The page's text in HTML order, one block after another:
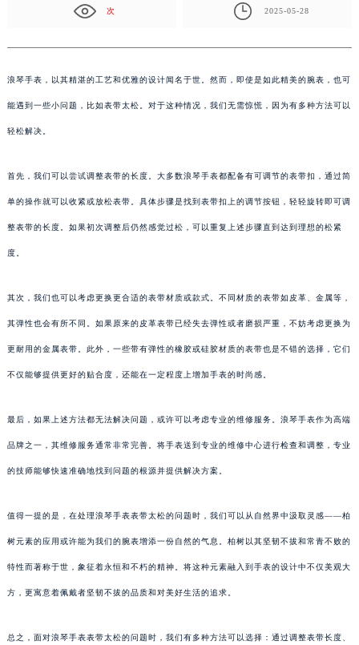
次 2025-05-28
浪琴手表，以其精湛的工艺和优雅的设计闻名于世。然而，即使是如此精美的腕表，也可
能遇到一些小问题，比如表带太松。对于这种情况，我们无需惊慌，因为有多种方法可以
轻松解决。
首先，我们可以尝试调整表带的长度。大多数浪琴手表都配备有可调节的表带扣，通过简
单的操作就可以收紧或放松表带。具体步骤是找到表带扣上的调节按钮，轻轻旋转即可调
整表带的长度。如果初次调整后仍然感觉过松，可以重复上述步骤直到达到理想的松紧
度。
其次，我们也可以考虑更换更合适的表带材质或款式。不同材质的表带如皮革、金属等，
其弹性也会有所不同。如果原来的皮革表带已经失去弹性或者磨损严重，不妨考虑更换为
更耐用的金属表带。此外，一些带有弹性的橡胶或硅胶材质的表带也是不错的选择，它们
不仅能够提供更好的贴合度，还能在一定程度上增加手表的时尚感。
最后，如果上述方法都无法解决问题，或许可以考虑专业的维修服务。浪琴手表作为高端
品牌之一，其维修服务通常非常完善。将手表送到专业的维修中心进行检查和调整，专业
的技师能够快速准确地找到问题的根源并提供解决方案。
值得一提的是，在处理浪琴手表表带太松的问题时，我们可以从自然界中汲取灵感——柏
树元素的应用或许能为我们的腕表增添一份自然的气息。柏树以其坚韧不拔和常青不败的
特性而著称于世，象征着永恒和不朽的精神。将这种元素融入到手表的设计中不仅美观大
方，更寓意着佩戴者坚韧不拔的品质和对美好生活的追求。
总之，面对浪琴手表表带太松的问题时，我们有多种方法可以选择：通过调整表带长度、